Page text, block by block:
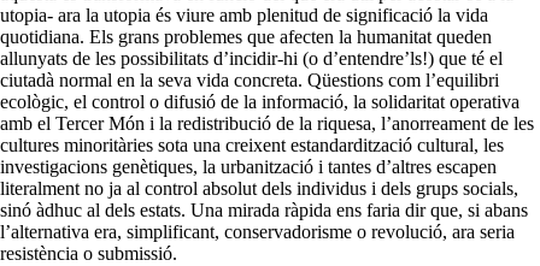
utopia- ara la utopia és viure amb plenitud de significació la vida
quotidiana. Els grans problemes que afecten la humanitat queden
allunyats de les possibilitats d’incidir-hi (o d’entendre’ls!) que té el
ciutadà normal en la seva vida concreta. Qüestions com l’equilibri
ecològic, el control o difusió de la informació, la solidaritat operativa
amb el Tercer Món i la redistribució de la riquesa, l’anorreament de les
cultures minoritàries sota una creixent estandardització cultural, les
investigacions genètiques, la urbanització i tantes d’altres escapen
literalment no ja al control absolut dels individus i dels grups socials,
sinó àdhuc al dels estats. Una mirada ràpida ens faria dir que, si abans
l’alternativa era, simplificant, conservadorisme o revolució, ara seria
resistència o submissió.